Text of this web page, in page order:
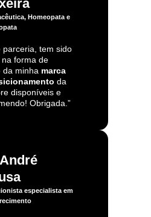
Homeopata e
parceria, tem sido
forma de
da minha marca
da
disponíveis e
Obrigada.”
especialista em